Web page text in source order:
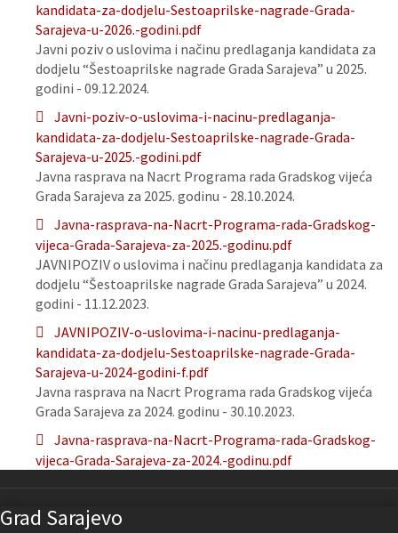
kandidata-za-dodjelu-Sestoaprilske-nagrade-Grada-
Sarajeva-u-2026.-godini.pdf
Javni poziv o uslovima i načinu predlaganja kandidata za
dodjelu “Šestoaprilske nagrade Grada Sarajeva” u 2025.
godini - 09.12.2024.
Javni-poziv-o-uslovima-i-nacinu-predlaganja-
kandidata-za-dodjelu-Sestoaprilske-nagrade-Grada-
Sarajeva-u-2025.-godini.pdf
Javna rasprava na Nacrt Programa rada Gradskog vijeća
Grada Sarajeva za 2025. godinu - 28.10.2024.
Javna-rasprava-na-Nacrt-Programa-rada-Gradskog-
vijeca-Grada-Sarajeva-za-2025.-godinu.pdf
JAVNIPOZIV o uslovima i načinu predlaganja kandidata za
dodjelu “Šestoaprilske nagrade Grada Sarajeva” u 2024.
godini - 11.12.2023.
JAVNIPOZIV-o-uslovima-i-nacinu-predlaganja-
kandidata-za-dodjelu-Sestoaprilske-nagrade-Grada-
Sarajeva-u-2024-godini-f.pdf
Javna rasprava na Nacrt Programa rada Gradskog vijeća
Grada Sarajeva za 2024. godinu - 30.10.2023.
Javna-rasprava-na-Nacrt-Programa-rada-Gradskog-
vijeca-Grada-Sarajeva-za-2024.-godinu.pdf
Grad Sarajevo